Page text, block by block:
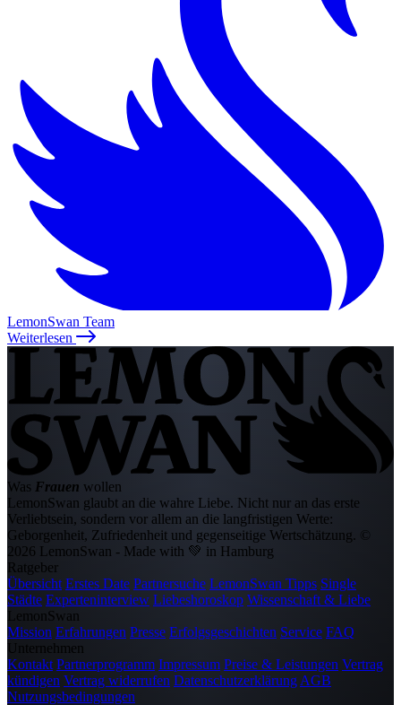
LemonSwan Team
Weiterlesen
Was Frauen wollen
LemonSwan glaubt an die wahre Liebe. Nicht nur an das erste
Verliebtsein, sondern vor allem an die langfristigen Werte:
Geborgenheit, Zufriedenheit und gegenseitige Wertschätzung. ©
2026 LemonSwan - Made with 💚 in Hamburg
Ratgeber
Übersicht Erstes Date Partnersuche LemonSwan Tipps Single
Städte Experteninterview Liebeshoroskop Wissenschaft & Liebe
LemonSwan
Mission Erfahrungen Presse Erfolgsgeschichten Service FAQ
Unternehmen
Kontakt Partnerprogramm Impressum Preise & Leistungen Vertrag
kündigen Vertrag widerrufen Datenschutzerklärung AGB
Nutzungsbedingungen